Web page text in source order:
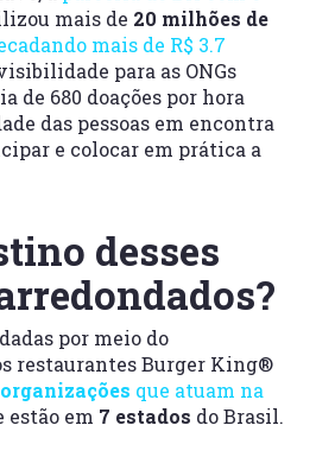
mais de 20 milhões de
mais de R$ 3.7
para as ONGs
de 680 doações por hora
das pessoas em encontra
e colocar em prática a
desses
por meio do
restaurantes Burger King®
organizações que atuam na
estão em 7 estados do Brasil.